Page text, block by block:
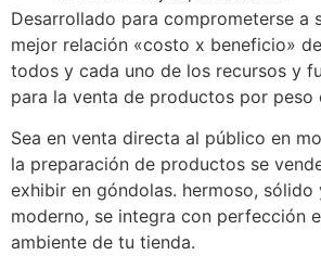
Desarrollado para comprometerse a
mejor relación «costo x beneficio»
todos y cada uno de los recursos y
para la venta de productos por peso
Sea en venta directa al público en
la preparación de productos se
exhibir en góndolas. hermoso, sólido
moderno, se integra con perfección
ambiente de tu tienda.